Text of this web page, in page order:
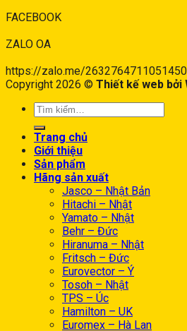
FACEBOOK
ZALO OA
https://zalo.me/
Copyright 2026 © Thiết kế web bởi
Trang chủ
Giới thiệu
Sản phẩm
Hãng sản xuất
Jasco – Nhật Bản
Hitachi – Nhật
Yamato – Nhật
Behr – Đức
Hiranuma – Nhật
Fritsch – Đức
Eurovector – Ý
Tosoh – Nhật
TPS – Úc
Hamilton – UK
Euromex – Hà Lan